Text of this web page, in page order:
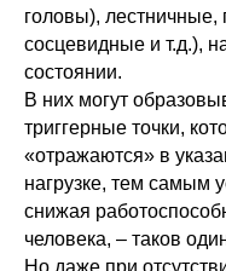
головы), лестничные,
сосцевидные и т.д.),
состоянии.
В них могут
триггерные точки,
«отражаются» в
нагрузке, тем самым
снижая
человека, ‒ таков
Но даже при